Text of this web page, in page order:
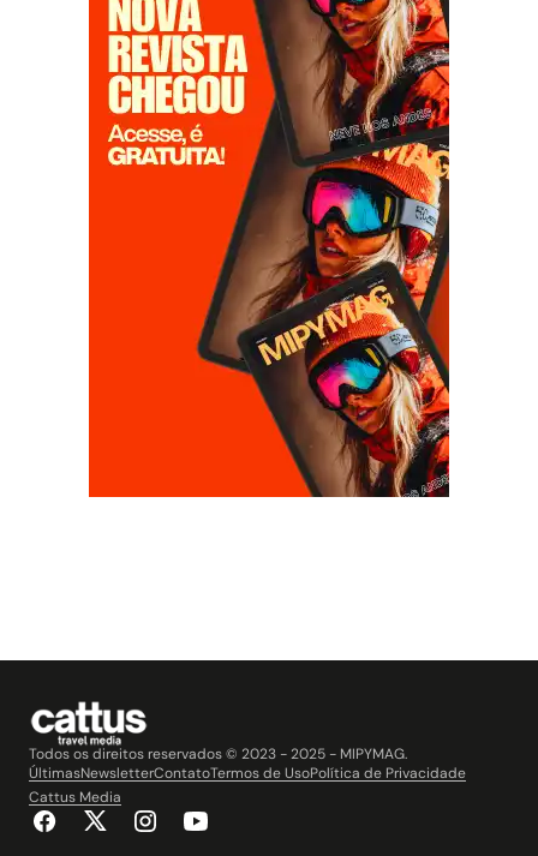
Todos os direitos reservados © 2023 - 2025 - MIPYMAG.
ÚltimasNewsletterContatoTermos de UsoPolítica de Privacidade
Cattus Media